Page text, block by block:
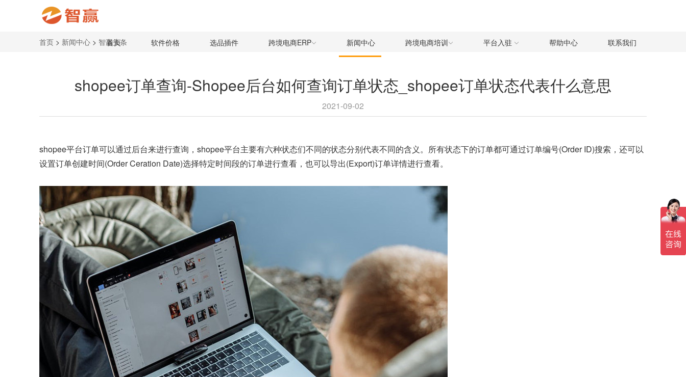
首页 软件价格 选品插件 跨境电商ERP 新闻中心 跨境电商培训 平台入驻 帮助中心 联系我们
首页 > 新闻中心 > 智赢头条
shopee订单查询-Shopee后台如何查询订单状态_shopee订单状态代表什么意思
2021-09-02
shopee平台订单可以通过后台来进行查询，shopee平台主要有六种状态们不同的状态分别代表不同的含义。所有状态下的订单都可通过订单编号(Order ID)搜索，还可以
设置订单创建时间(Order Ceration Date)选择特定时间段的订单进行查看，也可以导出(Export)订单详情进行查看。